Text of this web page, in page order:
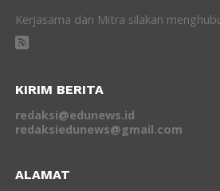
Kerjasama dan Mitra silakan
KIRIM BERITA
redaksi@edunews.id
redaksiedunews@gmail.com
ALAMAT